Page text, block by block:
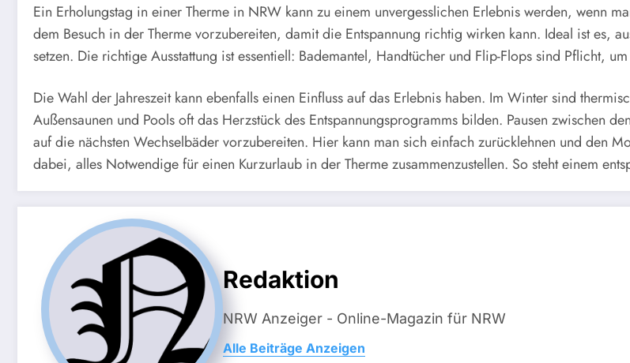
Ein Erholungstag in einer Therme in NRW kann zu einem unvergesslichen Erlebnis werden, wenn
dem Besuch in der Therme vorzubereiten, damit die Entspannung richtig wirken kann. Ideal ist es,
setzen. Die richtige Ausstattung ist essentiell: Bademantel, Handtücher und Flip-Flops sind Pflicht,
Die Wahl der Jahreszeit kann ebenfalls einen Einfluss auf das Erlebnis haben. Im Winter sind
Außensaunen und Pools oft das Herzstück des Entspannungsprogramms bilden. Pausen zwischen
auf die nächsten Wechselbäder vorzubereiten. Hier kann man sich einfach zurücklehnen und den
dabei, alles Notwendige für einen Kurzurlaub in der Therme zusammenzustellen. So steht einem
Redaktion
NRW Anzeiger - Online-Magazin für NRW
Alle Beiträge Anzeigen